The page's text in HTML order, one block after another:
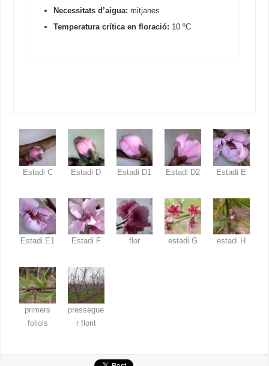
Necessitats d’aigua: mitjanes
Temperatura crítica en floració: 10 ºC
Estadi C Estadi D Estadi D1 Estadi D2 Estadi E
Estadi E1 Estadi F flor estadi G estadi H
primers
foliols
pressegue
r florit